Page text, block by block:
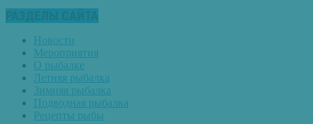
РАЗДЕЛЫ САЙТА
Новости
Мероприятия
О рыбалке
Летняя рыбалка
Зимняя рыбалка
Подводная рыбалка
Рецепты рыбы